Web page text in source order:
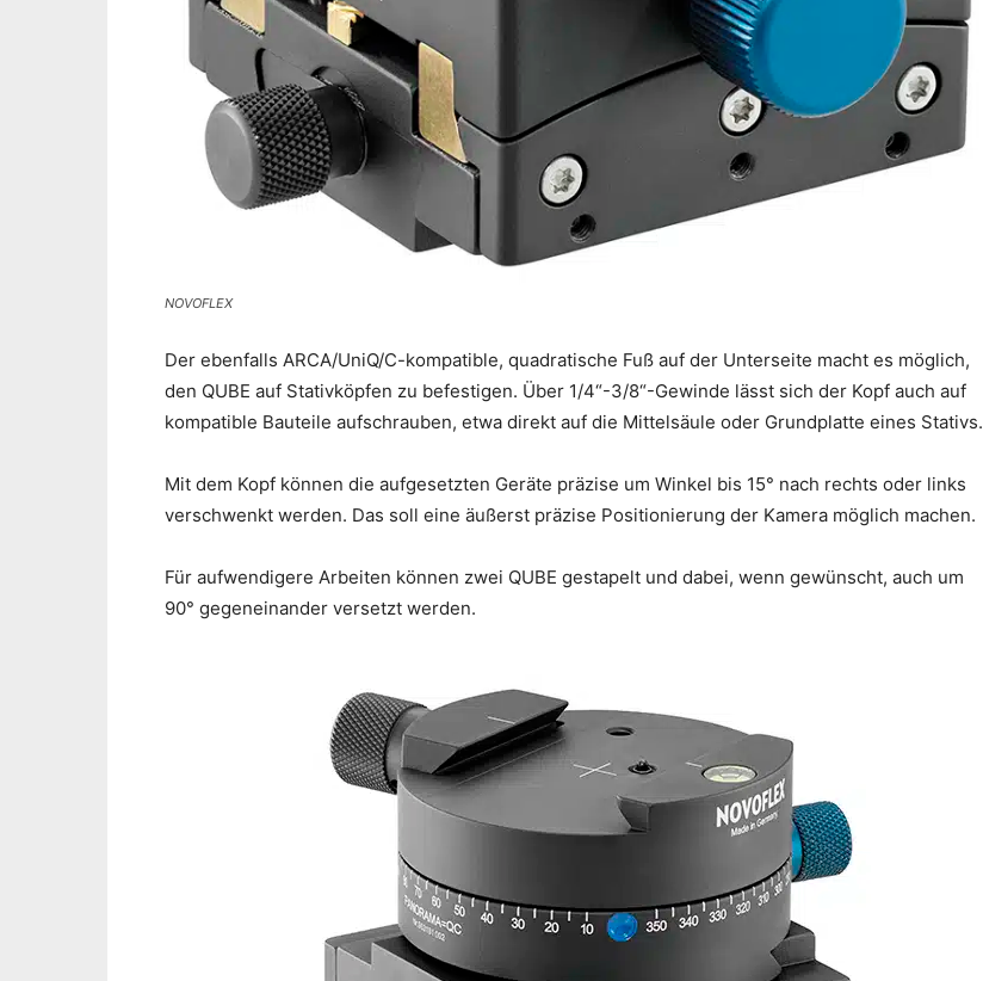
NOVOFLEX
Der ebenfalls ARCA/UniQ/C-kompatible, quadratische Fuß auf der Unterseite macht es möglich,
den QUBE auf Stativköpfen zu befestigen. Über 1/4“-3/8“-Gewinde lässt sich der Kopf auch auf
kompatible Bauteile aufschrauben, etwa direkt auf die Mittelsäule oder Grundplatte eines Stativs.
Mit dem Kopf können die aufgesetzten Geräte präzise um Winkel bis 15° nach rechts oder links
verschwenkt werden. Das soll eine äußerst präzise Positionierung der Kamera möglich machen.
Für aufwendigere Arbeiten können zwei QUBE gestapelt und dabei, wenn gewünscht, auch um
90° gegeneinander versetzt werden.